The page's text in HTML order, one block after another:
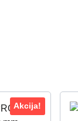
Akcija!